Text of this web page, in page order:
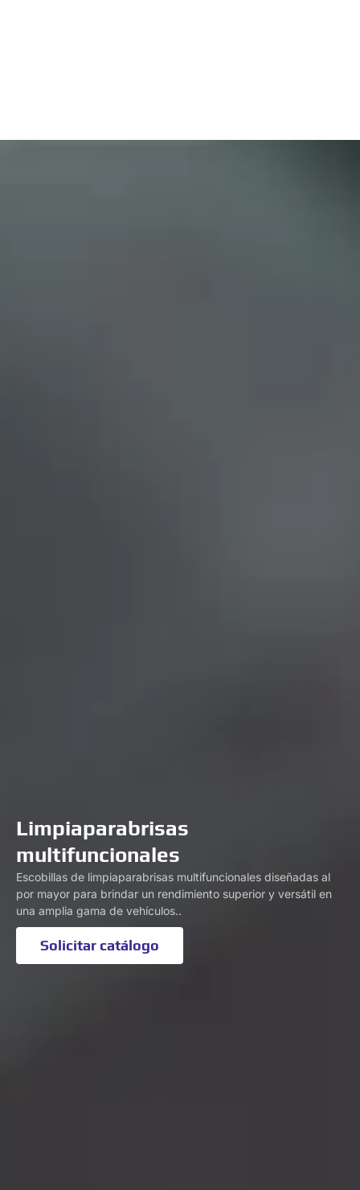
Limpiaparabrisas
multifuncionales
Escobillas de limpiaparabrisas multifuncionales diseñadas al
por mayor para brindar un rendimiento superior y versátil en
una amplia gama de vehículos..
Solicitar catálogo